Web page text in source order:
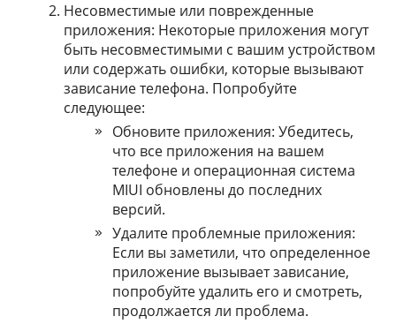
Несовместимые или поврежденные
приложения: Некоторые приложения могут
быть несовместимыми с вашим устройством
или содержать ошибки, которые вызывают
зависание телефона. Попробуйте
следующее:
Обновите приложения: Убедитесь,
что все приложения на вашем
телефоне и операционная система
MIUI обновлены до последних
версий.
Удалите проблемные приложения:
Если вы заметили, что определенное
приложение вызывает зависание,
попробуйте удалить его и смотреть,
продолжается ли проблема.